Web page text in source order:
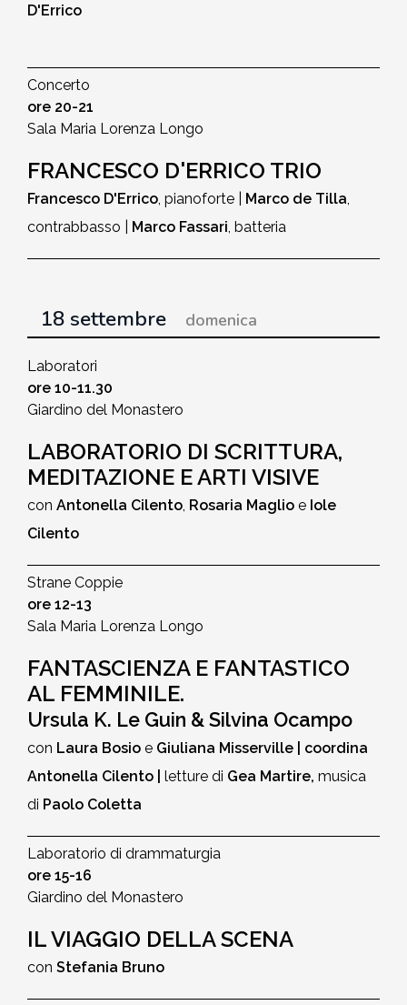
D'Errico
Concerto
ore 20-21
Sala Maria Lorenza Longo
FRANCESCO D'ERRICO TRIO
Francesco D'Errico , pianoforte | Marco de Tilla
contrabbasso | Marco Fassari , batteria
18 settembre domenica
Laboratori
ore 10-11.30
Giardino del Monastero
LABORATORIO DI SCRITTURA,
MEDITAZIONE E ARTI VISIVE
con Antonella Cilento Rosaria Maglio e Iole
Cilento
Strane Coppie
ore 12-13
Sala Maria Lorenza Longo
FANTASCIENZA E FANTASTICO
AL FEMMINILE.
Ursula K. Le Guin & Silvina Ocampo
con Laura Bosio e Giuliana Misserville | coordina
Antonella Cilento | letture di Gea Martire, musica
di Paolo Coletta
Laboratorio di drammaturgia
ore 15-16
Giardino del Monastero
IL VIAGGIO DELLA SCENA
con Stefania Bruno